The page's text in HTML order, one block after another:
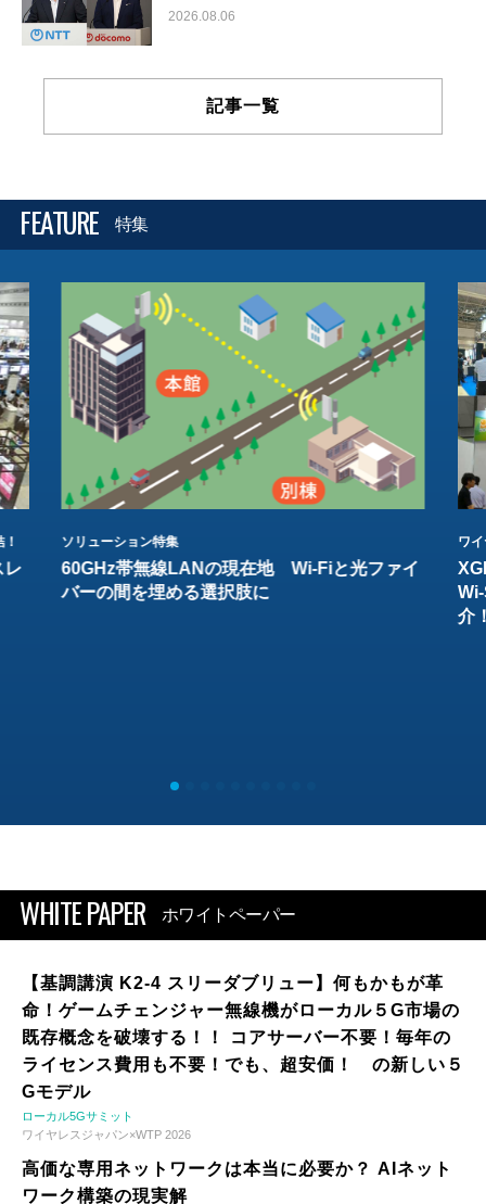
2026.08.06
記事一覧
FEATURE 特集
レ
ソリューション特集
60GHz帯無線LANの現在地 Wi-Fiと光ファイ
バーの間を埋める選択肢に
ワ
介
WHITE PAPER ホワイトペーパー
【基調講演 K2-4 スリーダブリュー】何もかもが革
命！ゲームチェンジャー無線機がローカル５G市場の
既存概念を破壊する！！ コアサーバー不要！毎年の
ライセンス費用も不要！でも、超安価！ の新しい５
Gモデル
ローカル5Gサミット
ワイヤレスジャパン×WTP 2026
高価な専用ネットワークは本当に必要か？ AIネット
ワーク構築の現実解